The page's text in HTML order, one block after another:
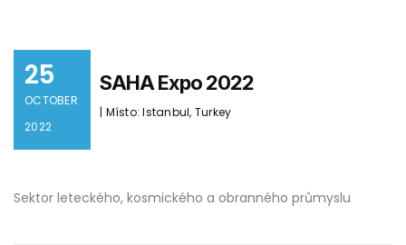
25
OCTOBER
2022
SAHA Expo 2022
| Místo: Istanbul, Turkey
Sektor leteckého, kosmického a obranného průmyslu